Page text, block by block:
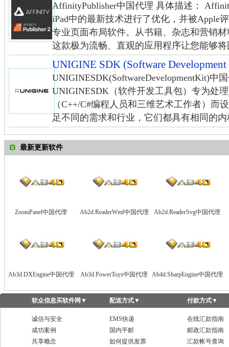
AffinityPublisher中国代理 具体描述：
iPad中的最新技术进行了优化，并被Apple
专业页面布局软件。从书籍、杂志和营销
这款极为流畅、直观的应用程序让您能够
UNIGINE SDK (Software
UNIGINESDK(SoftwareDevelopmentKit)中
UNIGINESDK（软件开发工具包）专为处
（C++/C#编程人员和三维艺术工作者）而
足不同的需求和行业，它们都具有相同的
最新更新软件
ZoomPanel中国代理 Ab2d.ReaderWmf中国代理 Ab2d.ReaderSvg中国代理
Ab3d.DXEngine中国代理 Ab3d.PowerToys中国代理 Ab4d.SharpEngine中国代理
软众信息买软件网 ▼ 配送方式▼ 付款方式▼
诚信与安全 EMS快递
在线汇款指南
成功案例
国内平邮
邮政汇款指南
共享概念
如何提供发票 汇款帐号查询